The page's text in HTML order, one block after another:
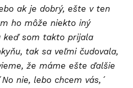
ak je dobrý, ešte v ten
ho môže niekto iný
keď som takto prijala
tak sa veľmi čudovala,
že máme ešte ďalšie
nie, lebo chcem vás,´